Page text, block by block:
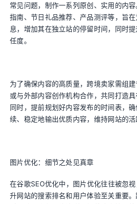
常见问题，制作一系列原创、实用的内
指南、节日礼品推荐、产品测评等，旨
息，增加其在独立站的停留时间，同时
任度。
为了确保内容的高质量，跨境卖家需组建
或与外部内容创作机构合作，共同打造具
同时，提前规划好内容发布的时间表，
续、稳定地输出优质内容，维持网站的活
图片优化：细节之处见真章
在谷歌SEO优化中，图片优化往往被忽
升网站的搜索排名和用户体验至关重要